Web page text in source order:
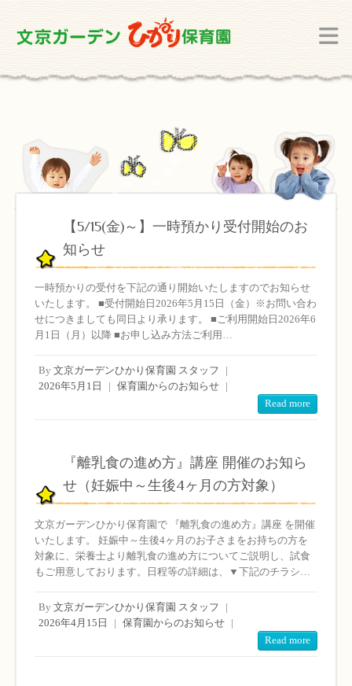
【5/15(金)～】一時預かり受付開始のお
知らせ
一時預かりの受付を下記の通り開始いたしますのでお知らせ
いたします。 ■受付開始日2026年5月15日（金）※お問い合わ
せにつきましても同日より承ります。 ■ご利用開始日2026年6
月1日（月）以降 ■お申し込み方法ご利用…
By 文京ガーデンひかり保育園 スタッフ
|
2026年5月1日
| 保育園からのお知らせ
|
Read more
『離乳食の進め方』講座 開催のお知ら
せ（妊娠中～生後4ヶ月の方対象）
文京ガーデンひかり保育園で 『離乳食の進め方』講座 を開催
いたします。 妊娠中～生後4ヶ月のお子さまをお持ちの方を
対象に、栄養士より離乳食の進め方についてご説明し、試食
もご用意しております。日程等の詳細は、▼下記のチラシ…
By 文京ガーデンひかり保育園 スタッフ
|
2026年4月15日
| 保育園からのお知らせ
|
Read more